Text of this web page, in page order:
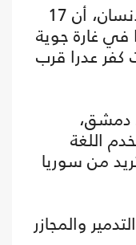
وذكر المركز السوري لحقوق الإنسان، أن 17
غارة جوية
كفر عدرا قرب
دمشق،
اللغة
من سوريا
والمجازر